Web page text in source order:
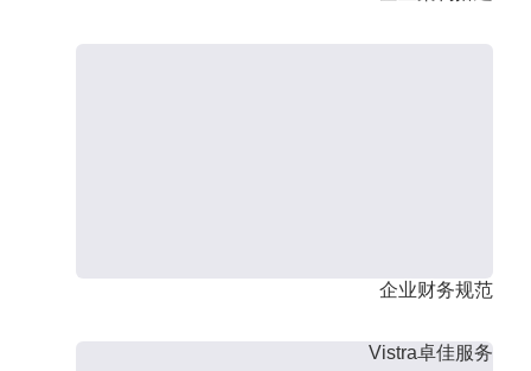
企业财务规范
Vistra卓佳服务